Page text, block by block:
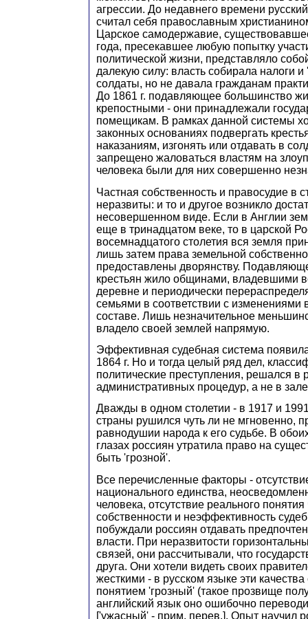
агрессии. До недавнего времени
считал себя православным
Царское самодержавие,
года, пресекавшее любую попытку
политической жизни, представляло
далекую силу: власть собирала налоги
солдаты, но не давала гражданам
До 1861 г. подавляющее большинство
крепостными - они принадлежали
помещикам. В рамках данной системы
законных основаниях подвергать
наказаниям, изгонять или отдавать в
запрещено жаловаться властям на
человека были для них совершенно
Частная собственность и правосудие в
неразвиты: и то и другое возникло
несовершенном виде. Если в Англии
еще в тринадцатом веке, то в царской
восемнадцатого столетия вся земля
лишь затем права земельной
предоставлены дворянству.
крестьян жило общинами, владевшими
деревне и периодически
семьями в соответствии с изменениями
составе. Лишь незначительное
владело своей землей напрямую.
Эффективная судебная система
1864 г. Но и тогда целый ряд дел,
политические преступления, решался в
административных процедур, а не в
Дважды в одном столетии - в 1917 и
страны рушился чуть ли не мгновенно,
равнодушии народа к его судьбе. В
глазах россиян утратила право на
быть 'грозной'.
Все перечисленные факторы -
национального единства,
человека, отсутствие реального понятия
собственности и неэффективность
побуждали россиян отдавать
власти. При неразвитости
связей, они рассчитывали, что
друга. Они хотели видеть своих
жесткими - в русском языке эти
понятием 'грозный' (такое прозвище
английский язык оно ошибочно
['ужасный' - прим. перев.]. Опыт научил